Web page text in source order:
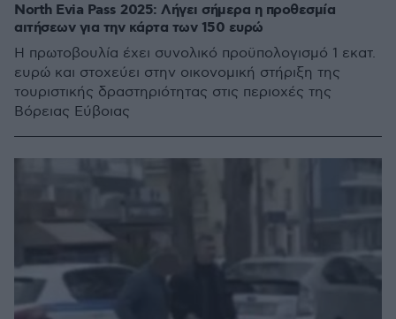
North Evia Pass 2025: Λήγει σήμερα η προθεσμία
αιτήσεων για την κάρτα των 150 ευρώ
Η πρωτοβουλία έχει συνολικό προϋπολογισμό 1 εκατ.
ευρώ και στοχεύει στην οικονομική στήριξη της
τουριστικής δραστηριότητας στις περιοχές της
Βόρειας Εύβοιας